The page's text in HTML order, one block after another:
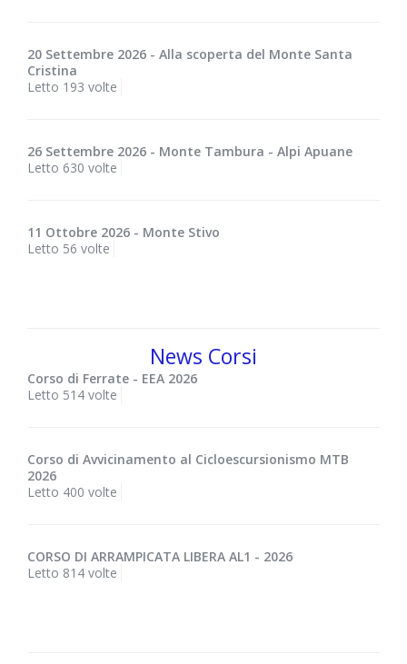
20 Settembre 2026 - Alla scoperta del Monte Santa
Cristina
Letto 193 volte
26 Settembre 2026 - Monte Tambura - Alpi Apuane
Letto 630 volte
11 Ottobre 2026 - Monte Stivo
Letto 56 volte
News Corsi
Corso di Ferrate - EEA 2026
Letto 514 volte
Corso di Avvicinamento al Cicloescursionismo MTB
2026
Letto 400 volte
CORSO DI ARRAMPICATA LIBERA AL1 - 2026
Letto 814 volte